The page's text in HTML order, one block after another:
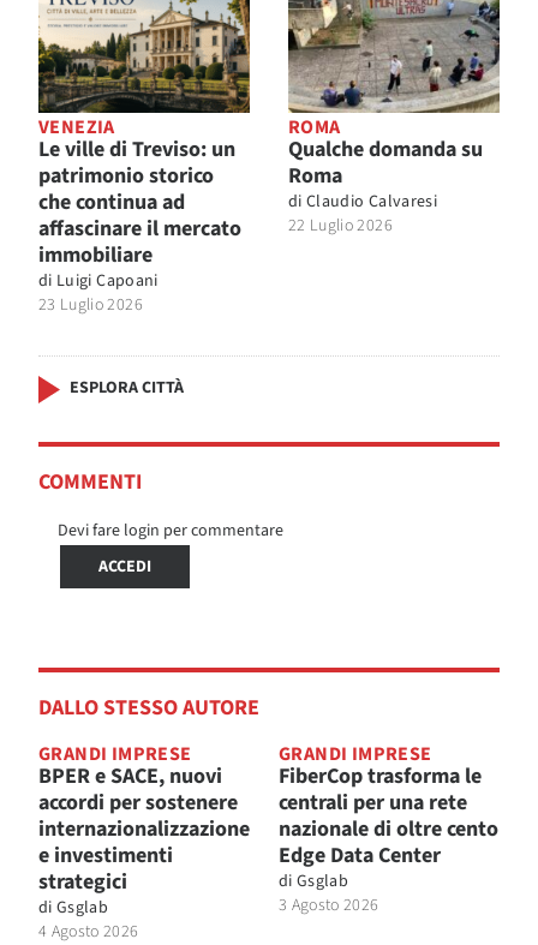
VENEZIA
Le ville di Treviso: un
patrimonio storico
che continua ad
affascinare il mercato
immobiliare
di Luigi Capoani
23 Luglio 2026
ROMA
Qualche domanda su
Roma
di Claudio Calvaresi
22 Luglio 2026
ESPLORA CITTÀ
COMMENTI
Devi fare login per commentare
ACCEDI
DALLO STESSO AUTORE
GRANDI IMPRESE
BPER e SACE, nuovi
accordi per sostenere
internazionalizzazione
e investimenti
strategici
di Gsglab
4 Agosto 2026
GRANDI IMPRESE
FiberCop trasforma le
centrali per una rete
nazionale di oltre cento
Edge Data Center
di Gsglab
3 Agosto 2026